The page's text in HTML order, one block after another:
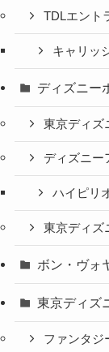
TDLエント
キャリッ
ディズニー
東京ディズ
ディズニー
ハイピリ
東京ディズ
ボン・ヴォ
東京ディズ
ファンタジ